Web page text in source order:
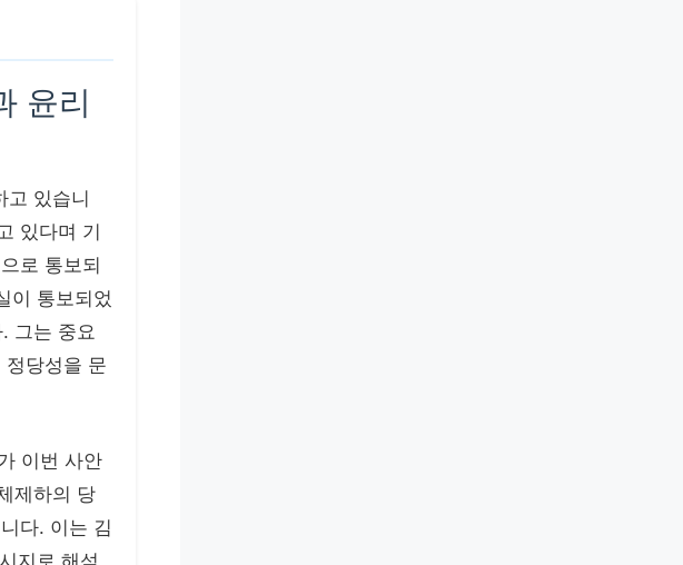
윤리
고 있습니
있다며 기
로 통보되
이 통보되었
그는 중요
당성을 문
이번 사안
제하의 당
다. 이는 김
지로 해석